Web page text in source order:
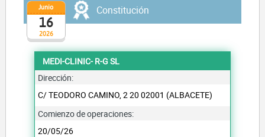
2026
Junio
16
Constitución
MEDI-CLINIC- R-G SL
Dirección:
C/ TEODORO CAMINO, 2 20 02001 (ALBACETE)
Comienzo de operaciones:
20/05/26